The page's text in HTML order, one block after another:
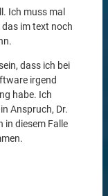
Ich muss mal
im text noch
dass ich bei
irgend
habe. Ich
Anspruch, Dr.
in diesem Falle